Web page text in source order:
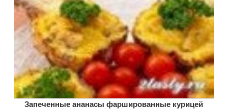
Запеченные ананасы фаршированные курицей